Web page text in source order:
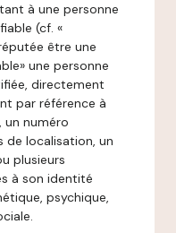
à une personne
(cf. «
être une
une personne
directement
par référence à
numéro
de localisation, un
plusieurs
à son identité
psychique,